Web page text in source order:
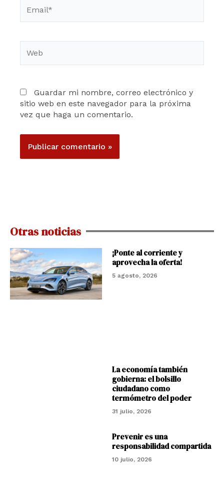
Guardar mi nombre, correo electrónico y
sitio web en este navegador para la próxima
vez que haga un comentario.
Otras noticias
¡Ponte al corriente y
aprovecha la oferta!
5 agosto, 2026
La economía también
gobierna: el bolsillo
ciudadano como
termómetro del poder
31 julio, 2026
Prevenir es una
responsabilidad compartida
10 julio, 2026